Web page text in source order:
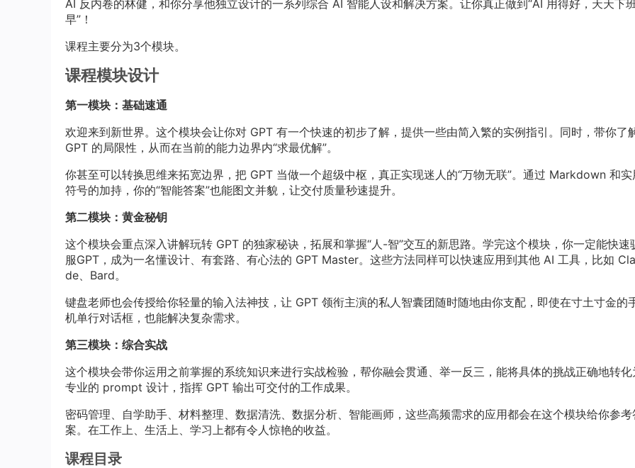
AI 反内卷的林健，和你分享他独立设计的一系列综合 AI 智能人设和解决方案。让你真正做到“AI 用得好，天天下
早”！
课程主要分为3个模块。
课程模块设计
第一模块：基础速通
欢迎来到新世界。这个模块会让你对 GPT 有一个快速的初步了解，提供一些由简入繁的实例指引。同时，带你了
GPT 的局限性，从而在当前的能力边界内“求最优解”。
你甚至可以转换思维来拓宽边界，把 GPT 当做一个超级中枢，真正实现迷人的“万物无联”。通过 Markdown 和实
符号的加持，你的“智能答案”也能图文并貌，让交付质量秒速提升。
第二模块：黄金秘钥
这个模块会重点深入讲解玩转 GPT 的独家秘诀，拓展和掌握“人-智”交互的新思路。学完这个模块，你一定能快速
服GPT，成为一名懂设计、有套路、有心法的 GPT Master。这些方法同样可以快速应用到其他 AI 工具，比如
de、Bard。
键盘老师也会传授给你轻量的输入法神技，让 GPT 领衔主演的私人智囊团随时随地由你支配，即使在寸土寸金的
机单行对话框，也能解决复杂需求。
第三模块：综合实战
这个模块会带你运用之前掌握的系统知识来进行实战检验，帮你融会贯通、举一反三，能将具体的挑战正确地转化
专业的 prompt 设计，指挥 GPT 输出可交付的工作成果。
密码管理、自学助手、材料整理、数据清洗、数据分析、智能画师，这些高频需求的应用都会在这个模块给你参考
案。在工作上、生活上、学习上都有令人惊艳的收益。
课程目录